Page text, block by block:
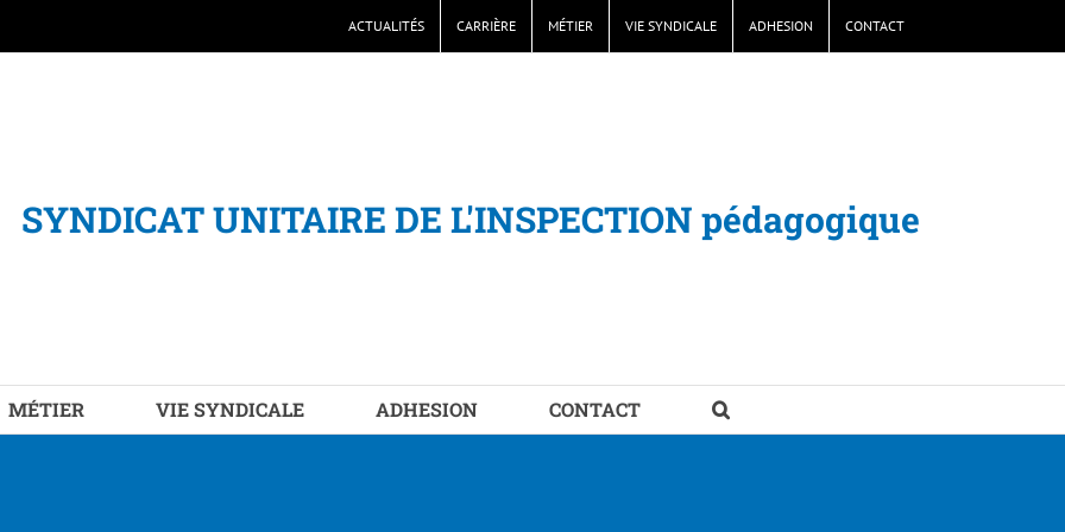
ACTUALITÉS CARRIÈRE MÉTIER VIE SYNDICALE ADHESION CONTACT
SYNDICAT UNITAIRE DE L'INSPECTION pédagogique
MÉTIER VIE SYNDICALE ADHESION CONTACT